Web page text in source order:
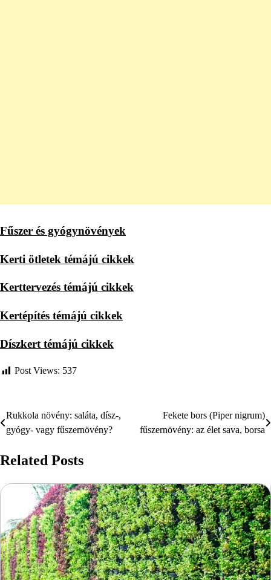
Fűszer és gyógynövények
Kerti ötletek témájú cikkek
Kerttervezés témájú cikkek
Kertépítés témájú cikkek
Díszkert témájú cikkek
Post Views: 537
Bejegyzés
Rukkola növény: saláta, dísz-,
gyógy- vagy fűszernövény?
Fekete bors (Piper nigrum)
fűszernövény: az élet sava, borsa
Related Posts